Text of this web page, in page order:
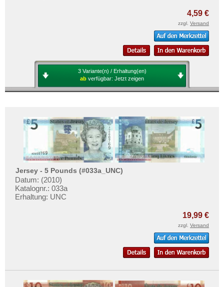
4,59 €
zzgl. Versand
3 Variante(n) / Erhaltung(en)
ab verfügbar: Jetzt zeigen
Jersey - 5 Pounds (#033a_UNC)
Datum: (2010)
Katalognr.: 033a
Erhaltung: UNC
19,99 €
zzgl. Versand